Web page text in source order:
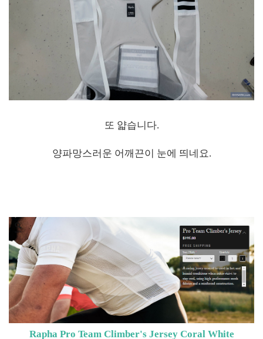
또 얇습니다.
양파망스러운 어깨끈이 눈에 띄네요.
Rapha Pro Team Climber's Jersey Coral White